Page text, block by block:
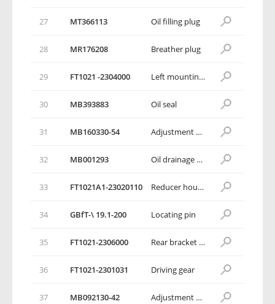
27 МТ366113 Oil filling plug
28 MR176208 Breather plug
29 FT1021 -2304000 Left mounting bracket assembly
30 МВ393883 Oil seal
31 МВ160330-54 Adjustment shim - Differential
32 МВ001293 Oil drainage plug subassembly
33 FT1021A1-23020110 Reducer housing
34 GBfT-\ 19.1-200 Locating pin
35 FT1021-2306000 Rear bracket assembly
36 FT1021-2301031 Driving gear
37 MB092130-42 Adjustment washer-Front bearing